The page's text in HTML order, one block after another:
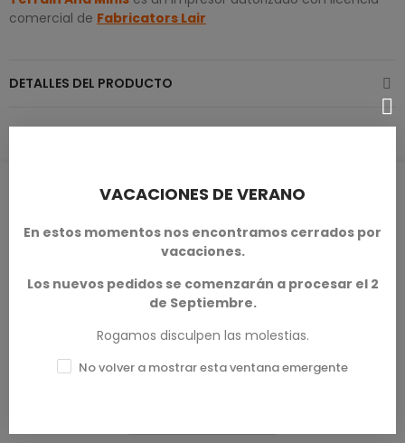
comercial de Fabricators Lair
DETALLES DEL PRODUCTO
RESEÑAS DE PRODUCTOS / Q&A
Calificación media
0.0
VACACIONES DE VERANO
En estos momentos nos encontramos cerrados por
vacaciones.
Los nuevos pedidos se comenzarán a procesar el 2
de Septiembre.
Rogamos disculpen las molestias.
No volver a mostrar esta ventana emergente